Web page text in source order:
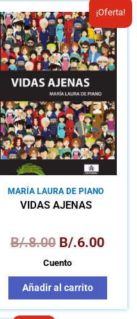
¡Oferta!
MARÍA LAURA DE PIANO
VIDAS AJENAS
B/.8.00
El
precio
original
era:
B/.8.00.
B/.6.00
El
es:
Cuento
Añadir al carrito